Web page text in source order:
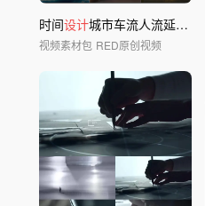
时间设计城市车流人流延时快切光影穿梭眼睛
视频素材包 RED原创视频